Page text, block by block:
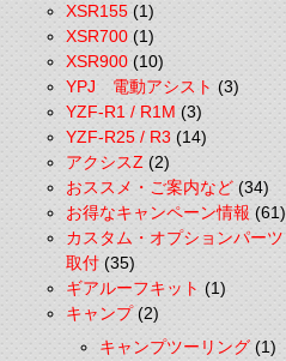
XSR155(1)
XSR700(1)
XSR900(10)
YPJ 電動アシスト(3)
YZF-R1 / R1M(3)
YZF-R25 / R3(14)
アクシスZ(2)
おススメ・ご案内など(34)
お得なキャンペーン情報(61)
カスタム・オプションパーツ
取付(35)
ギアルーフキット(1)
キャンプ(2)
キャンプツーリング(1)